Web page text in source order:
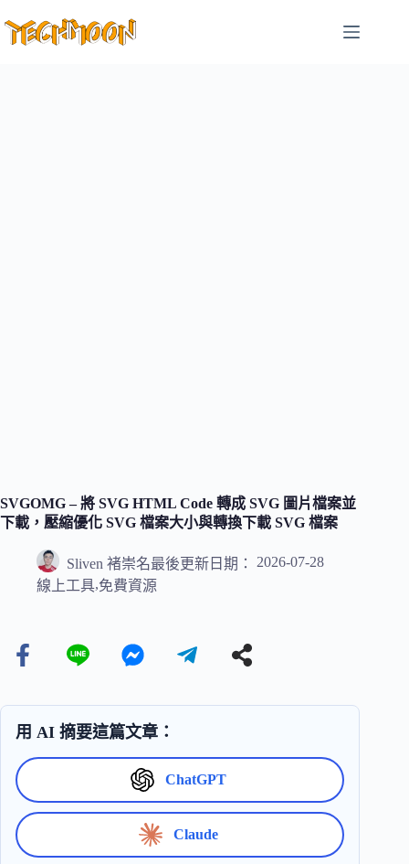
至
SVGOMG – 將 SVG HTML Code 轉成 SVG 圖片檔案並
下載，壓縮優化 SVG 檔案大小與轉換下載 SVG 檔案
Sliven 褚崇名最後更新日期：
2026-07-28
線上工具,免費資源
用 AI 摘要這篇文章：
ChatGPT
Claude